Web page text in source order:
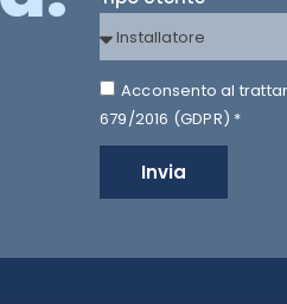
Acconsento al
679/2016 (GDPR) *
Invia